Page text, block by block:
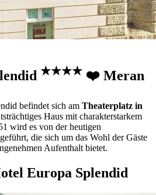
★★★★ ❤️ Meran
befindet sich am Theaterplatz in
Haus mit charakterstarkem
wird es von der heutigen
die sich um das Wohl der Gäste
Aufenthalt bietet.
Europa Splendid